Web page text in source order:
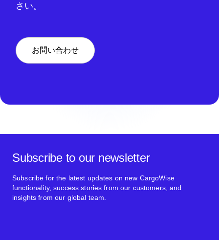
さい。
お問い合わせ
Subscribe to our newsletter
Subscribe for the latest updates on new CargoWise
functionality, success stories from our customers, and
insights from our global team.